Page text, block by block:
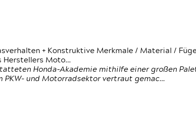
+ Konstruktive Merkmale / Material /
Herstellers Moto…
Honda-Akademie mithilfe einer großen
PKW- und Motorradsektor vertraut gemac…